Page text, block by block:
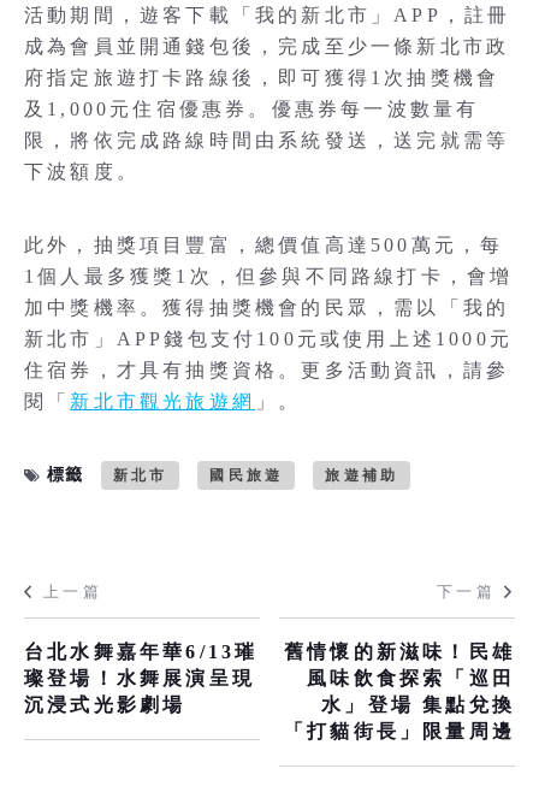
活動期間，遊客下載「我的新北市」APP，註冊
成為會員並開通錢包後，完成至少一條新北市政
府指定旅遊打卡路線後，即可獲得1次抽獎機會
及1,000元住宿優惠券。優惠券每一波數量有
限，將依完成路線時間由系統發送，送完就需等
下波額度。
此外，抽獎項目豐富，總價值高達500萬元，每
1個人最多獲獎1次，但參與不同路線打卡，會增
加中獎機率。獲得抽獎機會的民眾，需以「我的
新北市」APP錢包支付100元或使用上述1000元
住宿券，才具有抽獎資格。更多活動資訊，請參
閱「 新北市觀光旅遊網 」。
標籤 新北市 國民旅遊 旅遊補助
上一篇
台北水舞嘉年華6/13璀
璨登場！水舞展演呈現
沉浸式光影劇場
下一篇
舊情懷的新滋味！民雄
風味飲食探索「巡田
水」登場 集點兌換
「打貓街長」限量周邊